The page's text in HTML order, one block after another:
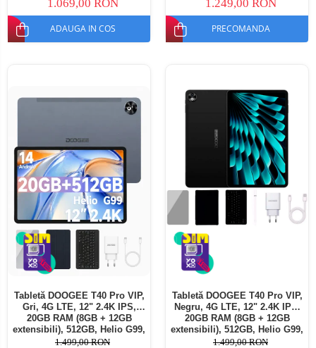
1.069,00 RON
ADAUGA IN COS
1.249,00 RON
PRECOMANDA
Tabletă DOOGEE T40 Pro VIP,
Gri, 4G LTE, 12" 2.4K IPS,
20GB RAM (8GB + 12GB
extensibili), 512GB, Helio G99,
10800mAh, 33W, Android 14,
1.499,00 RON
Tabletă DOOGEE T40 Pro VIP,
Negru, 4G LTE, 12" 2.4K IPS,
20GB RAM (8GB + 12GB
extensibili), 512GB, Helio G99,
10800mAh, 33W, Android 14,
1.499,00 RON